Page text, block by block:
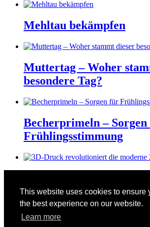
This website uses cookies to ensure
the best experience on our website.
Learn more
Mehltau bekämpfen
Muttertag – Woher
besondere Tag?
Becherprimeln –
Frühlingsstimmung
3D-Druck revolutioniert
Zahntechnik